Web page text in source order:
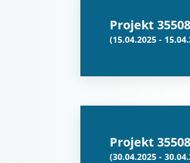
Projekt
(15.04.2025 -
Projekt
(30.04.2025 -